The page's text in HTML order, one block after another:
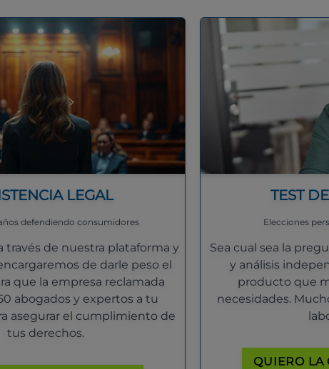
LEGAL
defendiendo consumidores
través de nuestra plataforma y
de darle peso el
que la empresa reclamada
abogados y expertos a tu
asegurar el cumplimiento de
tus derechos.
TEST
Elecciones
Sea cual sea la
y análisis
producto que
necesidades.
QUIERO LA